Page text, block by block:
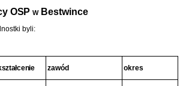
OSP w Bestwince
byli:
zawód okres